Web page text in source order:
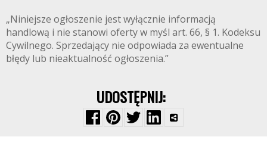
„Niniejsze ogłoszenie jest wyłącznie informacją
handlową i nie stanowi oferty w myśl art. 66, § 1. Kodeksu
Cywilnego. Sprzedający nie odpowiada za ewentualne
błędy lub nieaktualność ogłoszenia.”
UDOSTĘPNIJ: